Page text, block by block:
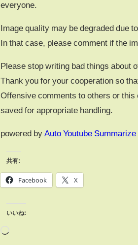
everyone.
Image quality may be degraded due
In that case, please comment if the
Please stop writing bad things about
Thank you for your cooperation so
Offensive comments to others or this
saved for appropriate handling.
powered by Auto Youtube Summarize
共有:
Facebook X
いいね: